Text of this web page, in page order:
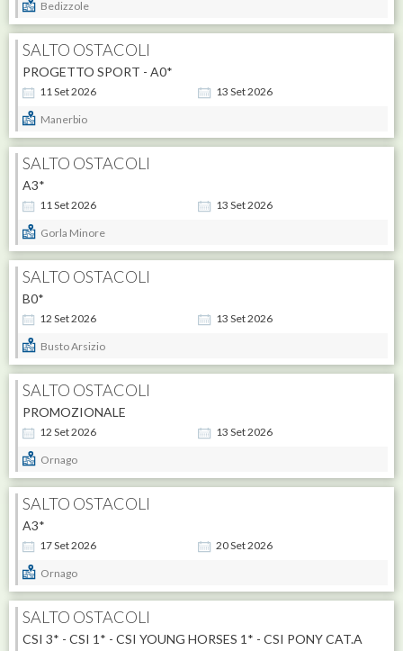
Bedizzole
SALTO OSTACOLI
11Set2026 13 Set2026
PROGETTO SPORT - A0*
Manerbio
SALTO OSTACOLI
11Set2026 13 Set2026
A3*
Gorla Minore
SALTO OSTACOLI
12 Set2026 13 Set2026
B0*
Busto Arsizio
SALTO OSTACOLI
12 Set2026 13 Set2026
PROMOZIONALE
Ornago
SALTO OSTACOLI
17Set2026 20Set2026
A3*
Ornago
SALTO OSTACOLI
CSI 3* - CSI 1* - CSI YOUNG HORSES 1* - CSI PONY CAT.A